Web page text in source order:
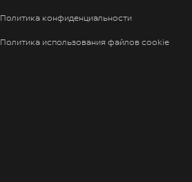
Политика конфиденциальности
Политика использования файлов cookie